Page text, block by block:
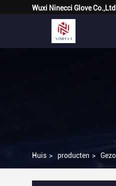
Wuxi Ninecci Glove Co.,Ltd
Huis > producten >